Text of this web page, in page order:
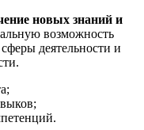
новых знаний и
возможность
деятельности и